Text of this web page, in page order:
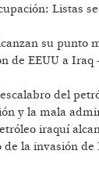
Listas
su punto
de EEUU a
del
y la mala
iraquí
la invasión